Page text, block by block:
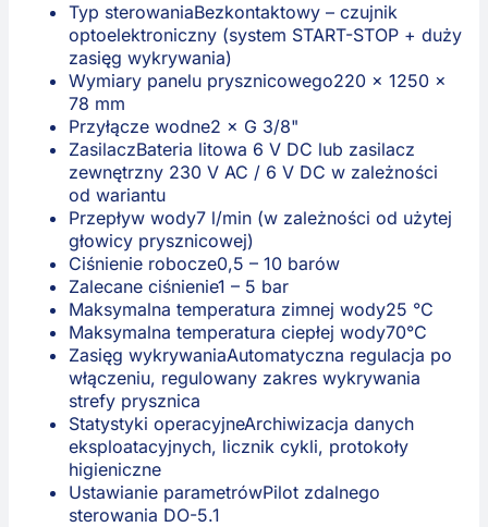
Typ sterowaniaBezkontaktowy – czujnik
optoelektroniczny (system START-STOP + duży
zasięg wykrywania)
Wymiary panelu prysznicowego220 x 1250 x
78 mm
Przyłącze wodne2 × G 3/8"
ZasilaczBateria litowa 6 V DC lub zasilacz
zewnętrzny 230 V AC / 6 V DC w zależności
od wariantu
Przepływ wody7 l/min (w zależności od użytej
głowicy prysznicowej)
Ciśnienie robocze0,5 – 10 barów
Zalecane ciśnienie1 – 5 bar
Maksymalna temperatura zimnej wody25 °C
Maksymalna temperatura ciepłej wody70°C
Zasięg wykrywaniaAutomatyczna regulacja po
włączeniu, regulowany zakres wykrywania
strefy prysznica
Statystyki operacyjneArchiwizacja danych
eksploatacyjnych, licznik cykli, protokoły
higieniczne
Ustawianie parametrówPilot zdalnego
sterowania DO-5.1